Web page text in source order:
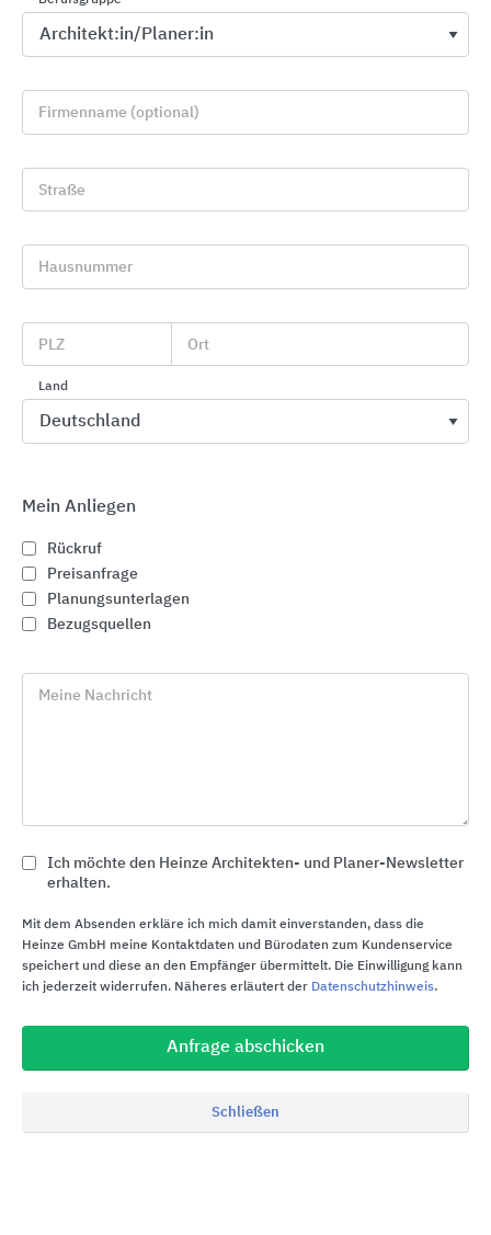
Edelstahl
Küberit Profile Systems
Bodenentwässerung, Duschrinnen und
Küchenentwässerung
ACO Haustechnik
Firmenname (optional)
Straße
Hausnummer
PLZ Ort
Land
Mein Anliegen
Rückruf
Preisanfrage
Planungsunterlagen
Bezugsquellen
Meine Nachricht
Ich möchte den Heinze Architekten- und Planer-Newsletter
erhalten.
Mit dem Absenden erkläre ich mich damit einverstanden, dass die
Heinze GmbH meine Kontaktdaten und Bürodaten zum Kundenservice
speichert und diese an den Empfänger übermittelt. Die Einwilligung kann
ich jederzeit widerrufen. Näheres erläutert der Datenschutzhinweis.
Anfrage abschicken
Schließen